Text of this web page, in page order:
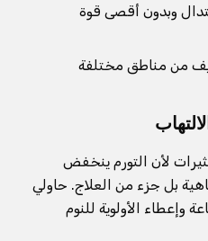
وبدون أقصى قوة
من مناطق مختلفة
لأن التورم ينخفض
بل جزء من العلاج. حاولي
الالتزامات لمدة 24 ساعة وإعطاء الأولوية للنوم